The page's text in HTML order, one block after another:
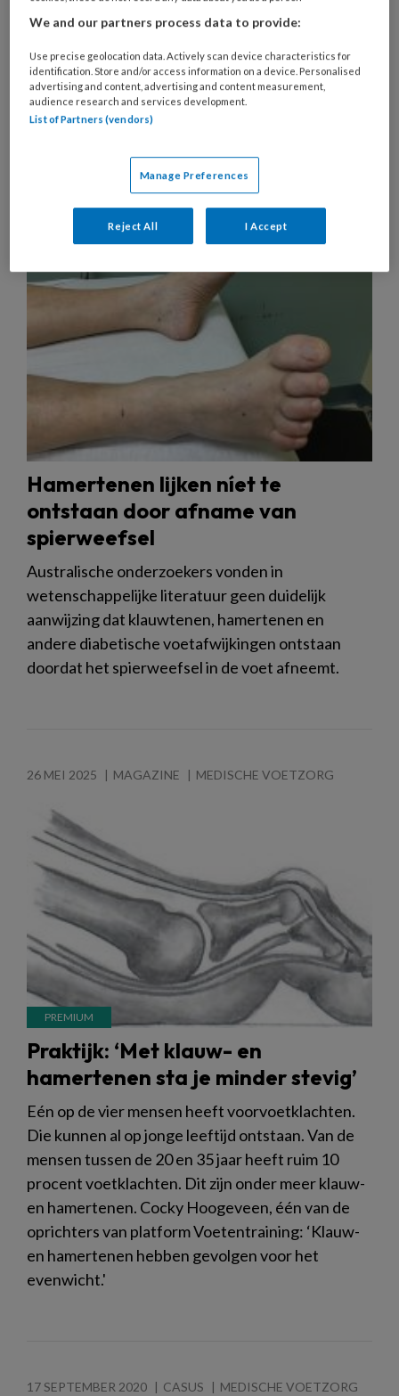
Zolen
Richtlijnen
Artikelen over dit thema
19 SEPTEMBER 2025 NIEUWS MEDISCHE VOETZORG
Hamertenen lijken níet te
ontstaan door afname van
spierweefsel
Australische onderzoekers vonden in
wetenschappelijke literatuur geen duidelijk
aanwijzing dat klauwtenen, hamertenen en
andere diabetische voetafwijkingen ontstaan
doordat het spierweefsel in de voet afneemt.
26 MEI 2025 MAGAZINE MEDISCHE VOETZORG
Praktijk: ‘Met klauw- en
hamertenen sta je minder stevig’
Eén op de vier mensen heeft voorvoetklachten.
Die kunnen al op jonge leeftijd ontstaan. Van de
mensen tussen de 20 en 35 jaar heeft ruim 10
procent voetklachten. Dit zijn onder meer klauw-
en hamertenen. Cocky Hoogeveen, één van de
oprichters van platform Voetentraining: ‘Klauw-
en hamertenen hebben gevolgen voor het
evenwicht.'
17 SEPTEMBER 2020 CASUS MEDISCHE VOETZORG
We and our partners process data to provide:
Use precise geolocation data. Actively scan device characteristics for
identification. Store and/or access information on a device. Personalised
advertising and content, advertising and content measurement,
audience research and services development.
List of Partners (vendors)
Manage Preferences
Reject All I Accept